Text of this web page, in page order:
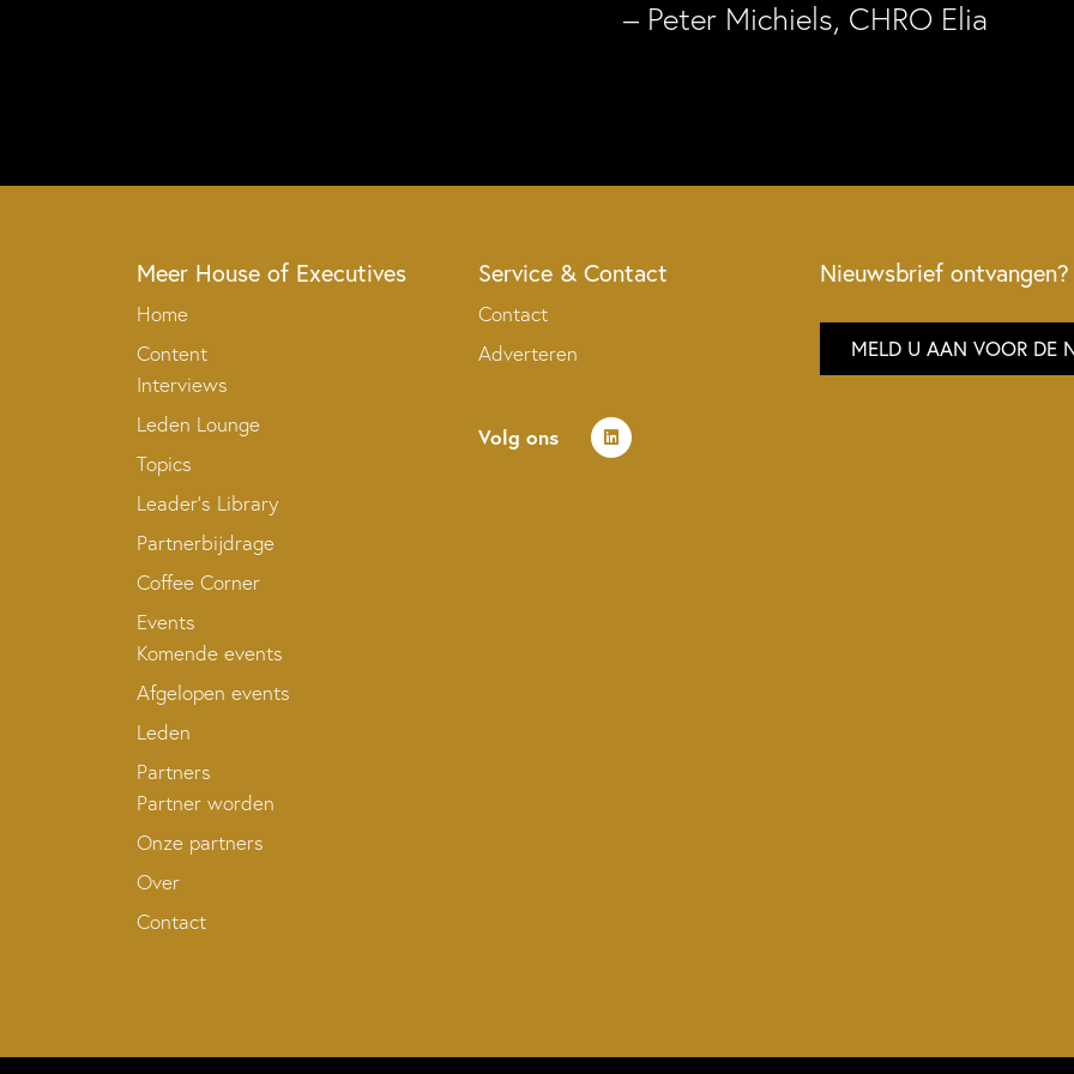
– Peter Michiels, CHRO Elia
Meer House of Executives
Home
Content
Interviews
Leden Lounge
Topics
Leader’s Library
Partnerbijdrage
Coffee Corner
Events
Komende events
Afgelopen events
Leden
Partners
Partner worden
Onze partners
Over
Contact
Service & Contact
Contact
Adverteren
Volg ons
Nieuwsbrief ontvangen?
MELD U AAN VOOR DE